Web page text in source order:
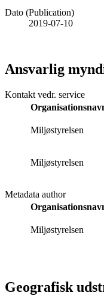
Dato (Publication)
2019-07-10
Ansvarlig
Kontakt vedr. service
Miljøstyrelsen
Miljøstyrelsen
Metadata author
Miljøstyrelsen
Geografisk